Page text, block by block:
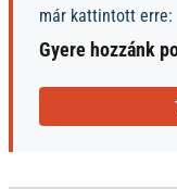
már kattintott erre:
Gyere hozzánk